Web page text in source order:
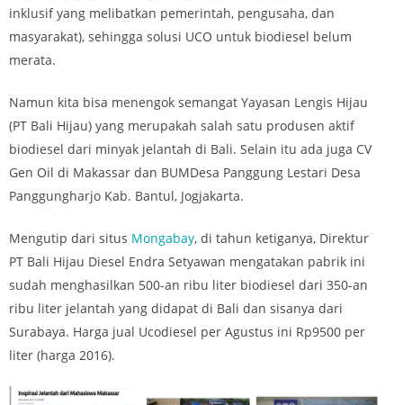
inklusif yang melibatkan pemerintah, pengusaha, dan
masyarakat), sehingga solusi UCO untuk biodiesel belum
merata.
Namun kita bisa menengok semangat Yayasan Lengis Hijau
(PT Bali Hijau) yang merupakah salah satu produsen aktif
biodiesel dari minyak jelantah di Bali. Selain itu ada juga CV
Gen Oil di Makassar dan BUMDesa Panggung Lestari Desa
Panggungharjo Kab. Bantul, Jogjakarta.
Mengutip dari situs Mongabay, di tahun ketiganya, Direktur
PT Bali Hijau Diesel Endra Setyawan mengatakan pabrik ini
sudah menghasilkan 500-an ribu liter biodiesel dari 350-an
ribu liter jelantah yang didapat di Bali dan sisanya dari
Surabaya. Harga jual Ucodiesel per Agustus ini Rp9500 per
liter (harga 2016).